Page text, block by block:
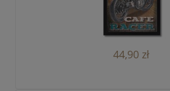
44,90 zł